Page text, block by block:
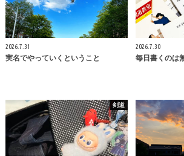
2026.7.31
実名でやっていくということ
2026.7.30
毎日書くのは
剣道